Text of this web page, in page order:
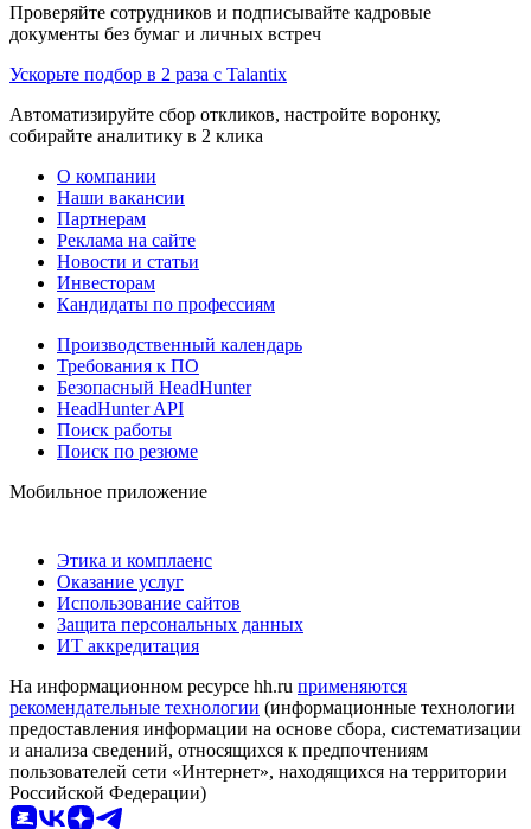
Проверяйте сотрудников и подписывайте кадровые
документы без бумаг и личных встреч
Ускорьте подбор в 2 раза с Talantix
Автоматизируйте сбор откликов, настройте воронку,
собирайте аналитику в 2 клика
О компании
Наши вакансии
Партнерам
Реклама на сайте
Новости и статьи
Инвесторам
Кандидаты по профессиям
Производственный календарь
Требования к ПО
Безопасный HeadHunter
HeadHunter API
Поиск работы
Поиск по резюме
Мобильное приложение
Этика и комплаенс
Оказание услуг
Использование сайтов
Защита персональных данных
ИТ аккредитация
На информационном ресурсе hh.ru применяются
рекомендательные технологии (информационные технологии
предоставления информации на основе сбора, систематизации
и анализа сведений, относящихся к предпочтениям
пользователей сети «Интернет», находящихся на территории
Российской Федерации)